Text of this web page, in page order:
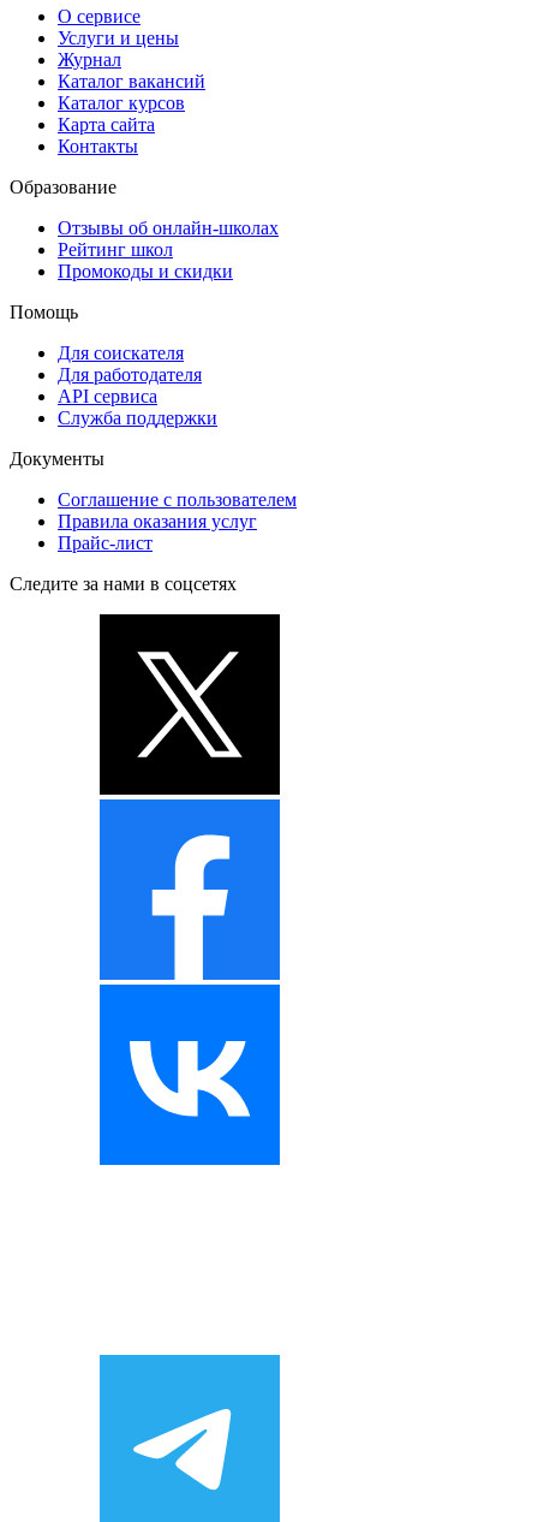
О сервисе
Услуги и цены
Журнал
Каталог вакансий
Каталог курсов
Карта сайта
Контакты
Образование
Отзывы об онлайн-школах
Рейтинг школ
Промокоды и скидки
Помощь
Для соискателя
Для работодателя
API сервиса
Служба поддержки
Документы
Соглашение с пользователем
Правила оказания услуг
Прайс-лист
Следите за нами в соцсетях